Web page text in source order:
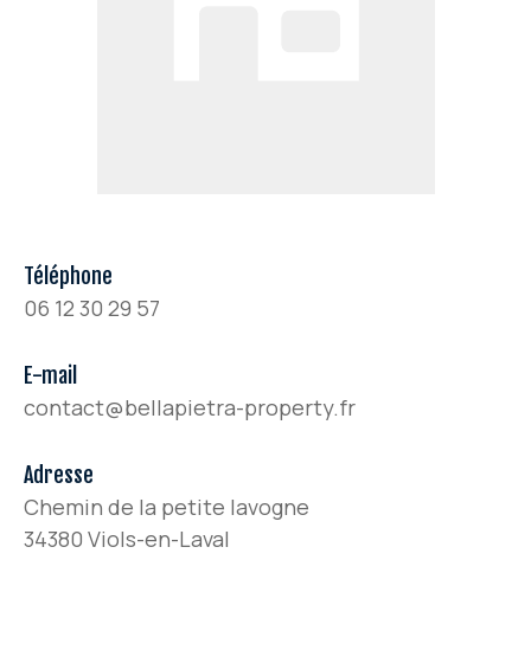
Téléphone
06 12 30 29 57
E-mail
contact@bellapietra-property.fr
Adresse
Chemin de la petite lavogne
34380 Viols-en-Laval